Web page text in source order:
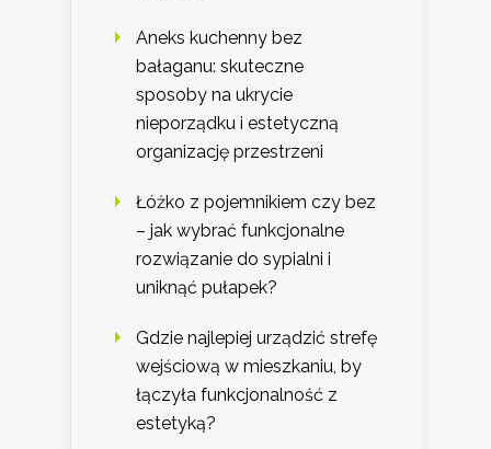
Aneks kuchenny bez
bałaganu: skuteczne
sposoby na ukrycie
nieporządku i estetyczną
organizację przestrzeni
Łóżko z pojemnikiem czy bez
– jak wybrać funkcjonalne
rozwiązanie do sypialni i
uniknąć pułapek?
Gdzie najlepiej urządzić strefę
wejściową w mieszkaniu, by
łączyła funkcjonalność z
estetyką?